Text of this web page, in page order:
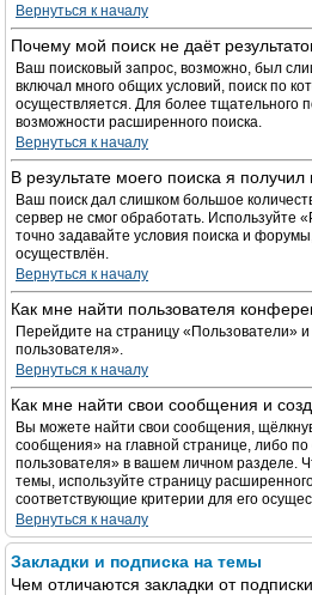
Вернуться к началу
Почему мой поиск не даёт
Ваш поисковый запрос, возможно, был
включал много общих условий, поиск по
осуществляется. Для более тщательного
возможности расширенного поиска.
Вернуться к началу
В результате моего поиска я получил
Ваш поиск дал слишком большое
сервер не смог обработать. Используйте
точно задавайте условия поиска и
осуществлён.
Вернуться к началу
Как мне найти пользователя
Перейдите на страницу «Пользователи»
пользователя».
Вернуться к началу
Как мне найти свои сообщения и
Вы можете найти свои сообщения,
сообщения» на главной странице, либо
пользователя» в вашем личном разделе.
темы, используйте страницу
соответствующие критерии для его
Вернуться к началу
Закладки и подписка на темы
Чем отличаются закладки от